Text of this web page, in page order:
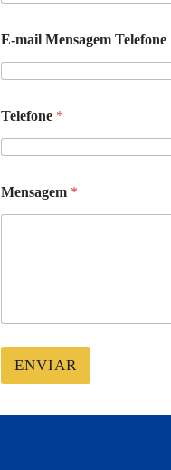
E-mail Mensagem Telefone
Telefone *
Mensagem *
ENVIAR